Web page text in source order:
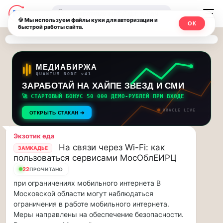
Последние
новости
и
обновления
потока:
Друзья,
приглашаем
на
музыкальную
прогулку
по
Москве
Чайковского!…
Друзья,
приглашаем
на
музыкальную
Москвичи.net
—
Главный
столичный
чат-
мессенджер,
новости
и
инсайды
Москвы
🔍
МЕДИАБИРЖА
QUANTUM NODE v41
ЗАРАБОТАЙ НА ХАЙПЕ ЗВЕЗД И СМИ
🚀 СТАРТОВЫЙ БОНУС 50 000 ДЕМО-РУБЛЕЙ ПРИ ВХОДЕ
ОТКРЫТЬ СТАКАН ➔ ORACLE LIVE
Экзотик еда
ЗАМКАДЬЕ
На связи через Wi-Fi: как
пользоваться сервисами МосОблЕИРЦ
22ПРОЧИТАНО
при ограничениях мобильного интернета В
Московской области могут наблюдаться
ограничения в работе мобильного интернета.
Меры направлены на обеспечение безопасности.
🍪 Мы используем файлы куки для авторизации и
быстрой работы сайта.
ОК